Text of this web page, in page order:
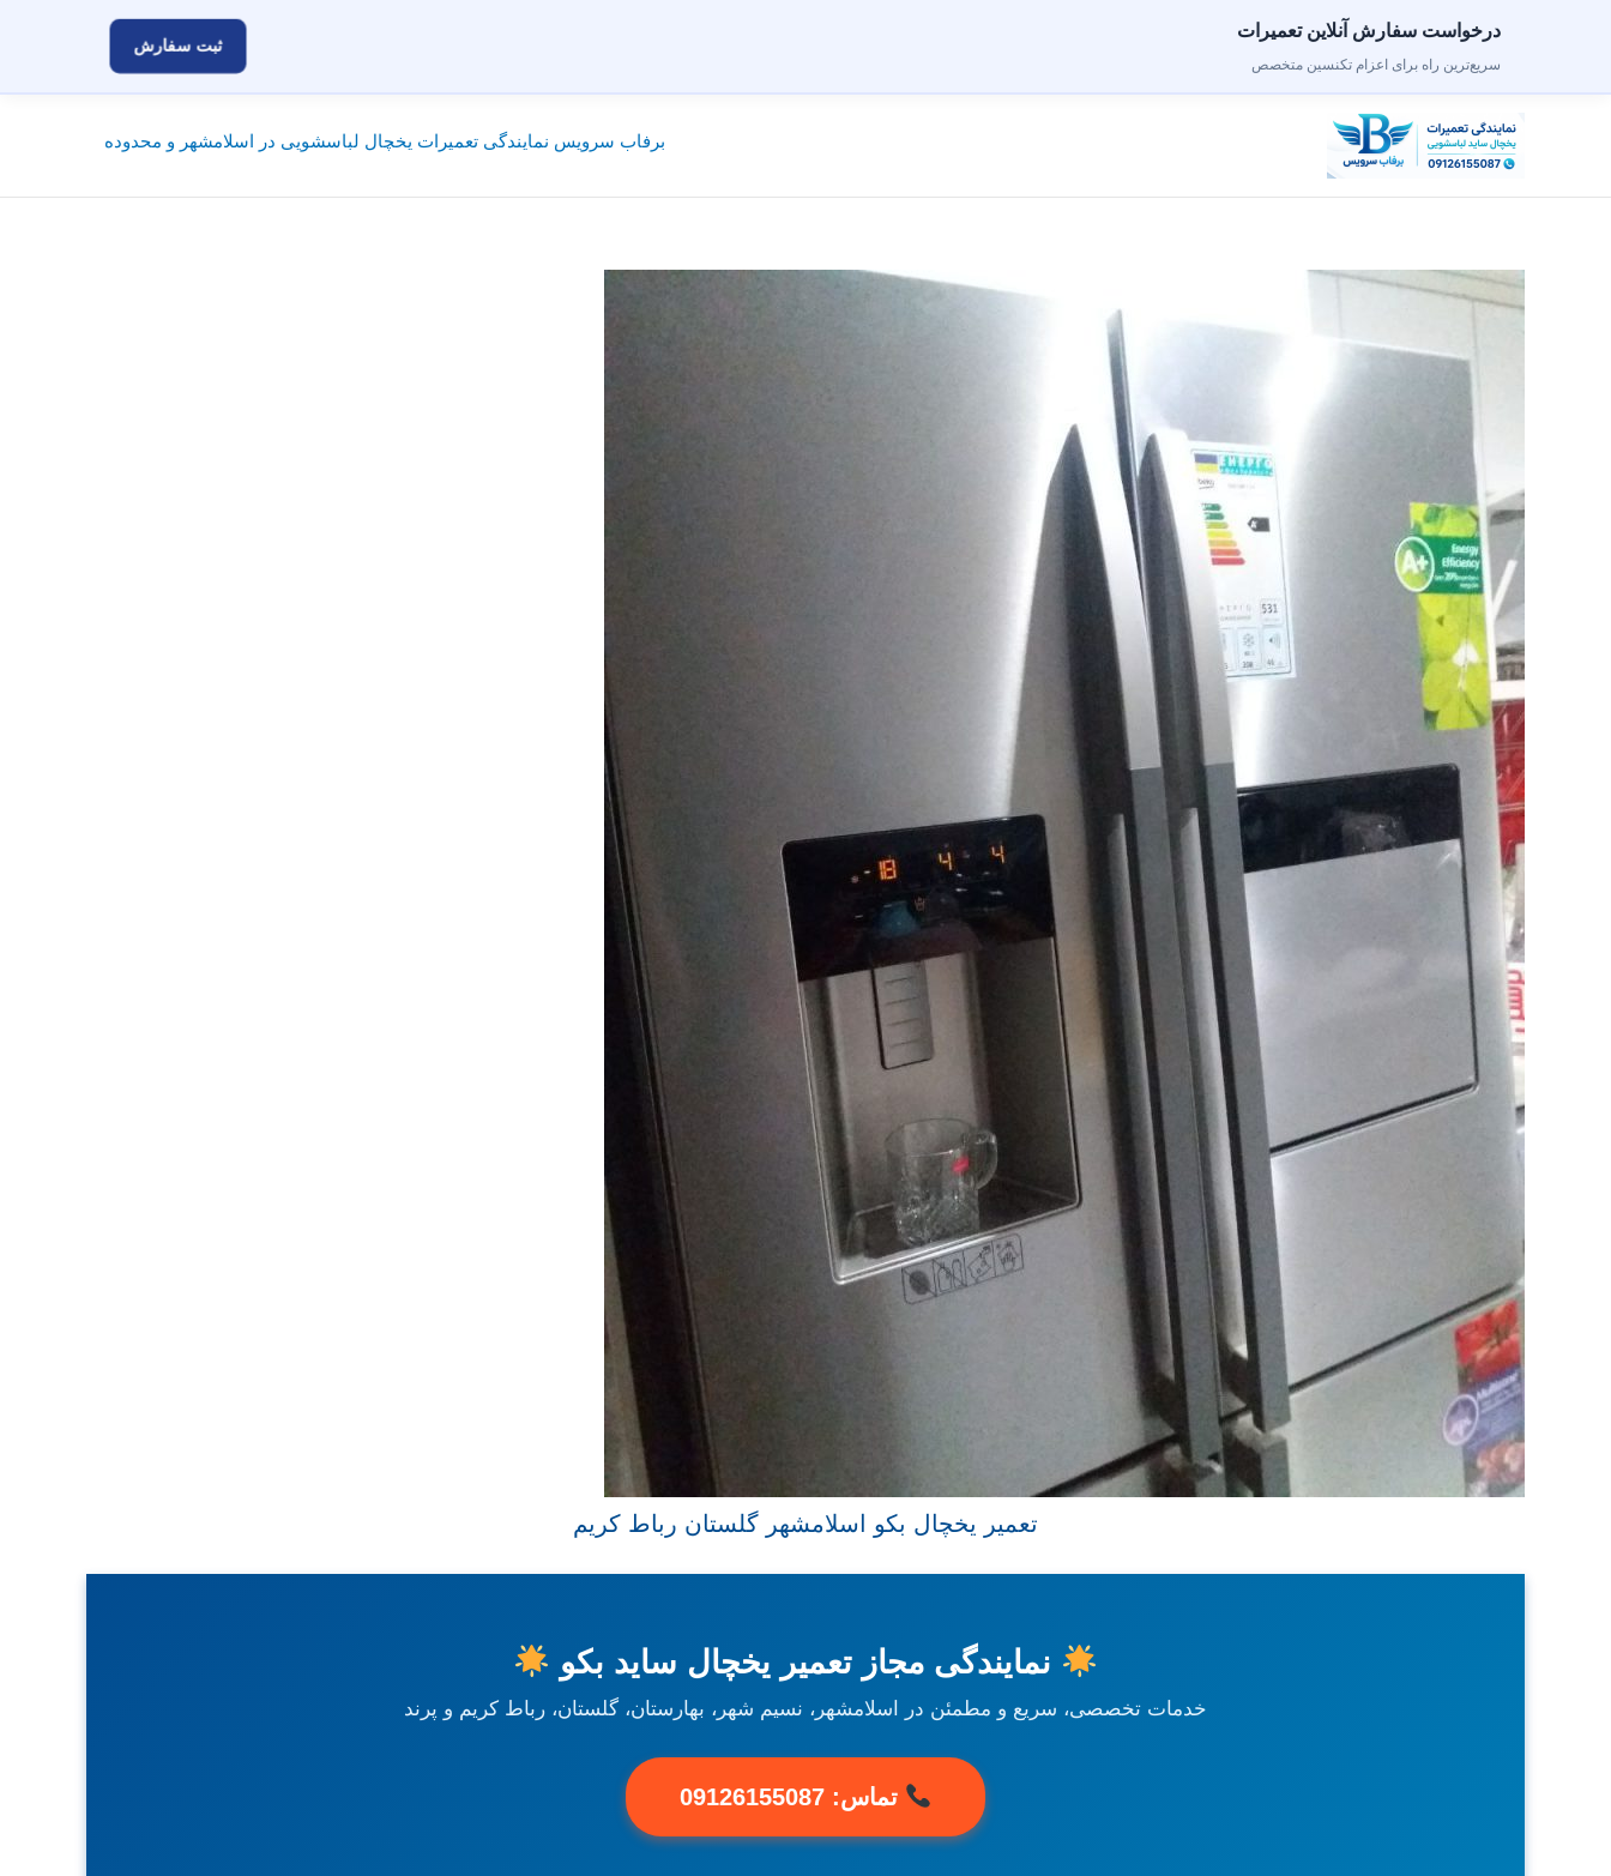
برفاب سرویس نمایندگی تعمیرات یخچال لباسشویی در اسلامشهر و محدوده
تعمیر یخچال بکو اسلامشهر گلستان رباط کریم
نمایندگی مجاز تعمیر یخچال ساید بکو
خدمات تخصصی، سریع و مطمئن در اسلامشهر، نسیم شهر، بهارستان، گلستان، رباط کریم و پرند
تماس: 09126155087
درخواست سفارش آنلاین تعمیرات
سریع‌ترین راه برای اعزام تکنسین متخصص
ثبت سفارش